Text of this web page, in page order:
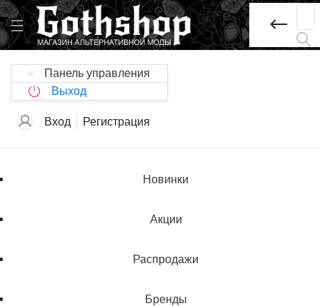
Панель управления
Выход
Вход Регистрация
Новинки
Акции
Распродажи
Бренды